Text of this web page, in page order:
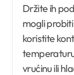
Držite ih
mogli
koristite
vrućinu ili